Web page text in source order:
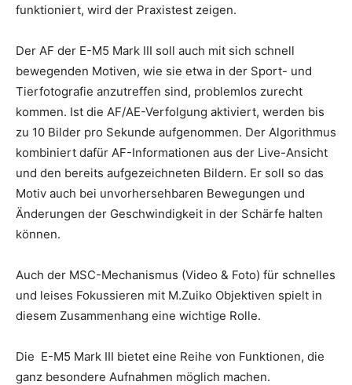
funktioniert, wird der Praxistest zeigen.
Der AF der E-M5 Mark III soll auch mit sich schnell
bewegenden Motiven, wie sie etwa in der Sport- und
Tierfotografie anzutreffen sind, problemlos zurecht
kommen. Ist die AF/AE-Verfolgung aktiviert, werden bis
zu 10 Bilder pro Sekunde aufgenommen. Der Algorithmus
kombiniert dafür AF-Informationen aus der Live-Ansicht
und den bereits aufgezeichneten Bildern. Er soll so das
Motiv auch bei unvorhersehbaren Bewegungen und
Änderungen der Geschwindigkeit in der Schärfe halten
können.
Auch der MSC-Mechanismus (Video & Foto) für schnelles
und leises Fokussieren mit M.Zuiko Objektiven spielt in
diesem Zusammenhang eine wichtige Rolle.
Die E-M5 Mark III bietet eine Reihe von Funktionen, die
ganz besondere Aufnahmen möglich machen.